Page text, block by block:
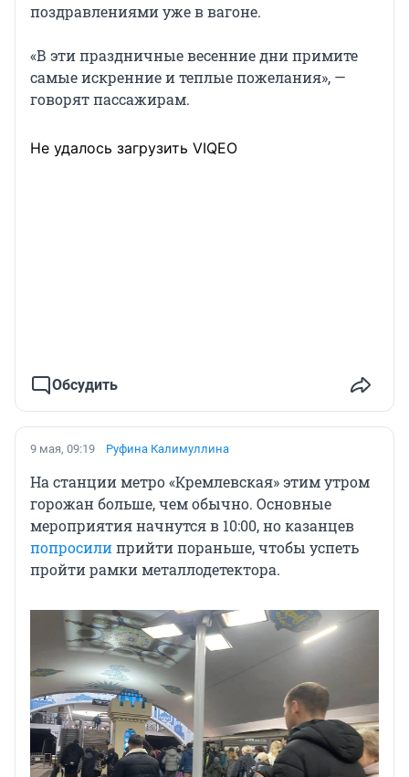
поздравлениями уже в вагоне.
«В эти праздничные весенние дни примите
самые искренние и теплые пожелания», —
говорят пассажирам.
Не удалось загрузить VIQEO
Обсудить
9 мая, 09:19 Руфина Калимуллина
На станции метро «Кремлевская» этим утром
горожан больше, чем обычно. Основные
мероприятия начнутся в 10:00, но казанцев
попросилиприйти пораньше, чтобы успеть
пройти рамки металлодетектора.